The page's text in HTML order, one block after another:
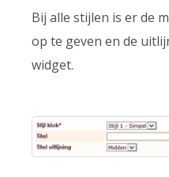
Bij alle stijlen is er de
op te geven en de
widget.